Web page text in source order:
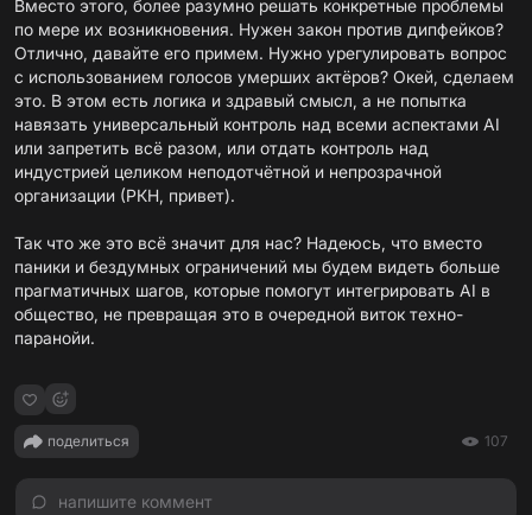
Вместо этого, более разумно решать конкретные проблемы
по мере их возникновения. Нужен закон против дипфейков?
Отлично, давайте его примем. Нужно урегулировать вопрос
с использованием голосов умерших актёров? Окей, сделаем
это. В этом есть логика и здравый смысл, а не попытка
навязать универсальный контроль над всеми аспектами AI
или запретить всё разом, или отдать контроль над
индустрией целиком неподотчётной и непрозрачной
организации (РКН, привет).
Так что же это всё значит для нас? Надеюсь, что вместо
паники и бездумных ограничений мы будем видеть больше
прагматичных шагов, которые помогут интегрировать AI в
общество, не превращая это в очередной виток техно-
паранойи.
поделиться 107
напишите коммент